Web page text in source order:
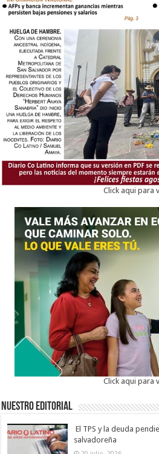
Click aqui para
Click aqui para
Nuestro Editorial
El TPS y la deuda
salvadoreña